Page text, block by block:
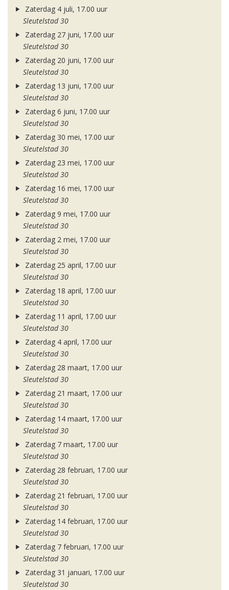
Zaterdag 4 juli, 17.00 uur
Sleutelstad 30
Zaterdag 27 juni, 17.00 uur
Sleutelstad 30
Zaterdag 20 juni, 17.00 uur
Sleutelstad 30
Zaterdag 13 juni, 17.00 uur
Sleutelstad 30
Zaterdag 6 juni, 17.00 uur
Sleutelstad 30
Zaterdag 30 mei, 17.00 uur
Sleutelstad 30
Zaterdag 23 mei, 17.00 uur
Sleutelstad 30
Zaterdag 16 mei, 17.00 uur
Sleutelstad 30
Zaterdag 9 mei, 17.00 uur
Sleutelstad 30
Zaterdag 2 mei, 17.00 uur
Sleutelstad 30
Zaterdag 25 april, 17.00 uur
Sleutelstad 30
Zaterdag 18 april, 17.00 uur
Sleutelstad 30
Zaterdag 11 april, 17.00 uur
Sleutelstad 30
Zaterdag 4 april, 17.00 uur
Sleutelstad 30
Zaterdag 28 maart, 17.00 uur
Sleutelstad 30
Zaterdag 21 maart, 17.00 uur
Sleutelstad 30
Zaterdag 14 maart, 17.00 uur
Sleutelstad 30
Zaterdag 7 maart, 17.00 uur
Sleutelstad 30
Zaterdag 28 februari, 17.00 uur
Sleutelstad 30
Zaterdag 21 februari, 17.00 uur
Sleutelstad 30
Zaterdag 14 februari, 17.00 uur
Sleutelstad 30
Zaterdag 7 februari, 17.00 uur
Sleutelstad 30
Zaterdag 31 januari, 17.00 uur
Sleutelstad 30